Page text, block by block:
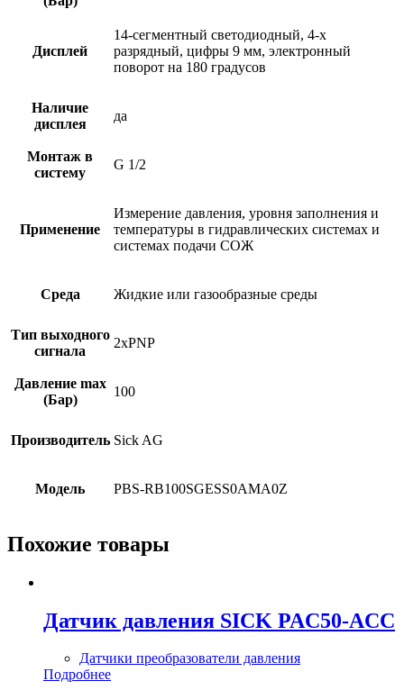
Дисплей
14-сегментный светодиодный, 4-х
разрядный, цифры 9 мм, электронный
поворот на 180 градусов
Наличие
дисплея
да
Монтаж в
систему
G 1/2
Применение
Измерение давления, уровня заполнения и
температуры в гидравлических системах и
системах подачи СОЖ
Среда Жидкие или газообразные среды
Тип выходного
сигнала
2xPNP
Давление max
(Бар)
100
Производитель Sick AG
Модель PBS-RB100SGESS0AMA0Z
Похожие товары
Датчик давления SICK PAC50-ACC
Датчики преобразователи давления
Подробнее